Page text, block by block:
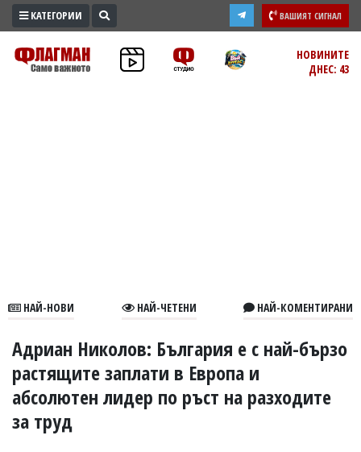
ПРОМО
ЗОНА
УКРАЙНА
СПОРТ
РАЗСЛЕДВАНЕ
БИЗНЕС
КАТЕГОРИИ ВАШИЯТ СИГНАЛ
НОВИНИТЕ
ДНЕС: 43
НАЙ-НОВИ НАЙ-ЧЕТЕНИ НАЙ-КОМЕНТИРАНИ
Адриан Николов: България е с най-бързо
растящите заплати в Европа и
абсолютен лидер по ръст на разходите
за труд